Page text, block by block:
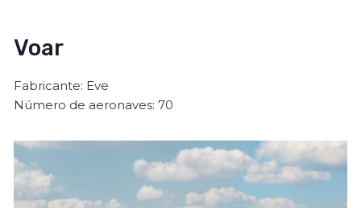
Voar
Fabricante: Eve
Número de aeronaves: 70